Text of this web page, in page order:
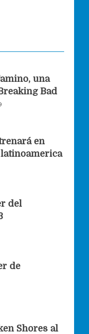
una
Bad
en
del
de
Shores al